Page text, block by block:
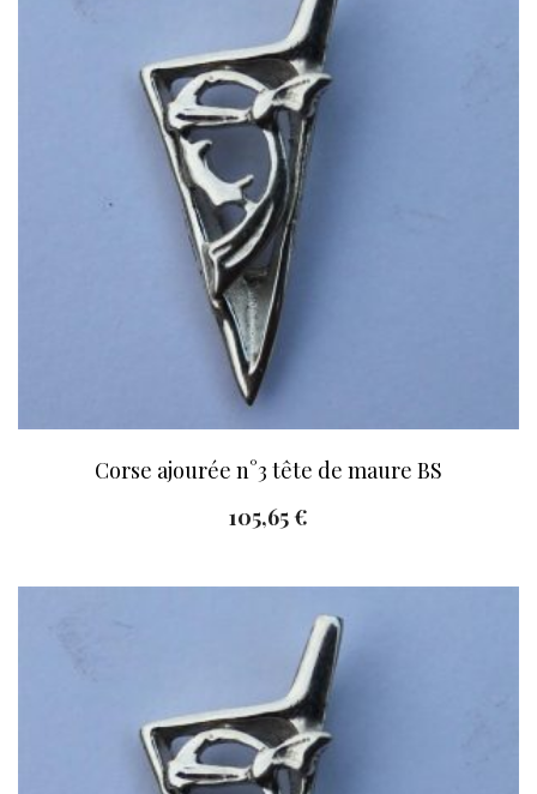
Corse ajourée n°3 tête de maure BS
105,65€